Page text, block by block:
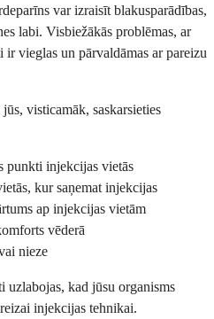
var izraisīt blakusparādības,
labi. Visbiežākās problēmas, ar
ir vieglas un pārvaldāmas ar pareizu
visticamāk, saskarsieties
punkti injekcijas vietās
kur saņemat injekcijas
ap injekcijas vietām
vēderā
nieze
uzlabojas, kad jūsu organisms
injekcijas tehnikai.